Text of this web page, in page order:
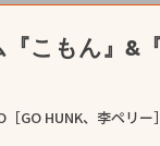
こもん』&
HUNK、李ペリー］